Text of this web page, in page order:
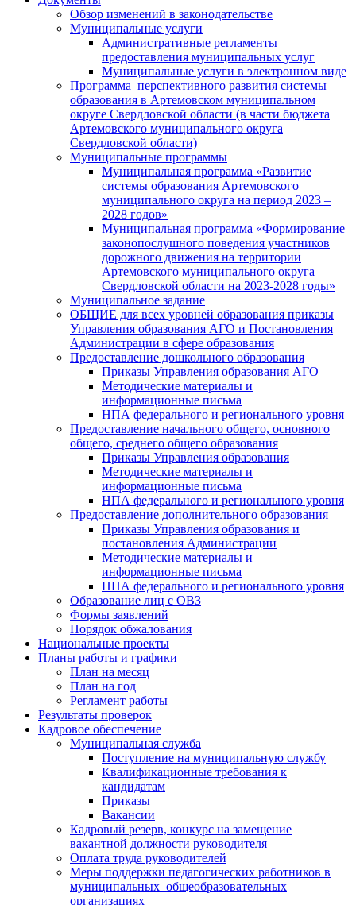
Обзор изменений в законодательстве
Муниципальные услуги
Административные регламенты
предоставления муниципальных услуг
Муниципальные услуги в электронном виде
Программа перспективного развития системы
образования в Артемовском муниципальном
округе Свердловской области (в части бюджета
Артемовского муниципального округа
Свердловской области)
Муниципальные программы
Муниципальная программа «Развитие
системы образования Артемовского
муниципального округа на период 2023 –
2028 годов»
Муниципальная программа «Формирование
законопослушного поведения участников
дорожного движения на территории
Артемовского муниципального округа
Свердловской области на 2023-2028 годы»
Муниципальное задание
ОБЩИЕ для всех уровней образования приказы
Управления образования АГО и Постановления
Администрации в сфере образования
Предоставление дошкольного образования
Приказы Управления образования АГО
Методические материалы и
информационные письма
НПА федерального и регионального уровня
Предоставление начального общего, основного
общего, среднего общего образования
Приказы Управления образования
Методические материалы и
информационные письма
НПА федерального и регионального уровня
Предоставление дополнительного образования
Приказы Управления образования и
постановления Администрации
Методические материалы и
информационные письма
НПА федерального и регионального уровня
Образование лиц с ОВЗ
Формы заявлений
Порядок обжалования
Национальные проекты
Планы работы и графики
План на месяц
План на год
Регламент работы
Результаты проверок
Кадровое обеспечение
Муниципальная служба
Поступление на муниципальную службу
Квалификационные требования к
кандидатам
Приказы
Вакансии
Кадровый резерв, конкурс на замещение
вакантной должности руководителя
Оплата труда руководителей
Меры поддержки педагогических работников в
муниципальных общеобразовательных
организациях